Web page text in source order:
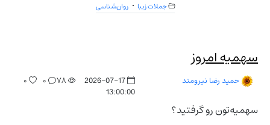
جملات زیبا روان‌شناسی
سهمیه امروز
حمید رضا نیرومند
2026-07-17
13:00:00
۷۸ ۰ ۰
سهمیه‌تون رو گرفتید؟